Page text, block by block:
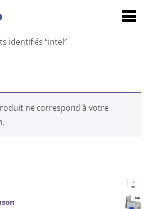
identifiés “intel”
ne correspond à votre